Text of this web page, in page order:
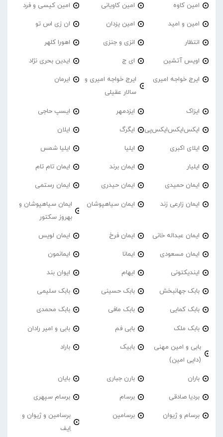
امین کاوه امین کاویانی امین کیسی و فرد
امین و امید امین یزدان ان زی اس تو
انتظار انزی و جنزی اهورا کلهر
اویس آتشین ای ج ایدین بحری نژاد
ایرج خواجه امیری
ایرج خواجه امیری و
سالار عقیلی
ایرمان
ایزاک ایزدمهر ایسپ حاجی
ایکس‌ایکس‌ایکس‌پی ایگرگ ایلان
ایلای اکبری ایلیا ایلیا شمس
ایلیار ایمان برند ایمان تام تام
ایمان حمیدی ایمان حیدری ایمان رستمی
ایمان زارعی زند ایمان سیاهپوشان
ایمان سیاهپوشان و
بهروز سکتور
ایمان عبداله خانی ایمان فرخ ایمان لویس
ایمان مسعودی ایمانا ایمانمون
ایندیکتونی ایهام ایوان بند
بابک جهانبخش بابک حسینی بابک سلیمی
بابک کمایی بابک مافی بابک محمدی
بابک ملک بابی فم بابی و امیر رادان
بابی و امین مهنی
(دایی امین)
بابیک باراد
باران بارن جباری بایان
بردیا صادقی برسام برسام سپهری
برسام و ژیوان برسامین
برسامین و ژیوان و
اِیف